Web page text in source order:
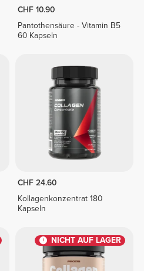
CHF 10.90
Pantothensäure - Vitamin B5
60 Kapseln
CHF 24.60
Kollagenkonzentrat 180
Kapseln
NICHT AUF LAGER